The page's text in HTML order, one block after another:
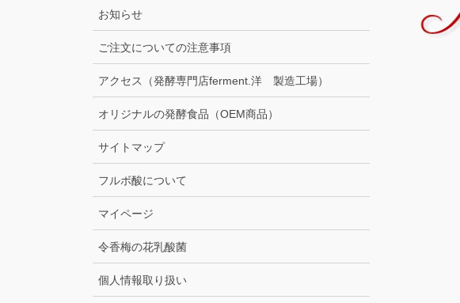
お知らせ
ご注文についての注意事項
アクセス（発酵専門店ferment.洋 製造工場）
オリジナルの発酵食品（OEM商品）
サイトマップ
フルボ酸について
マイページ
令香梅の花乳酸菌
個人情報取り扱い